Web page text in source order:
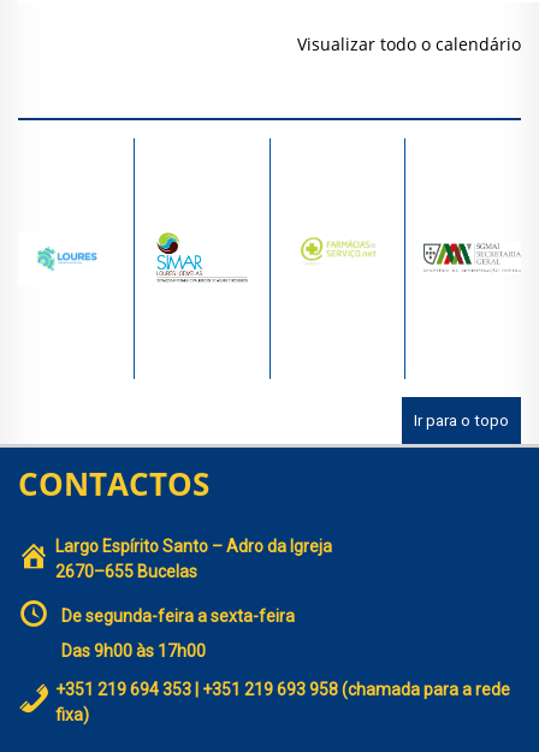
Visualizar todo o calendário
Ir para o topo
CONTACTOS
Largo Espírito Santo – Adro da Igreja
2670–655 Bucelas
De segunda-feira a sexta-feira
Das 9h00 às 17h00
+351 219 694 353 | +351 219 693 958 (chamada para a rede
fixa)